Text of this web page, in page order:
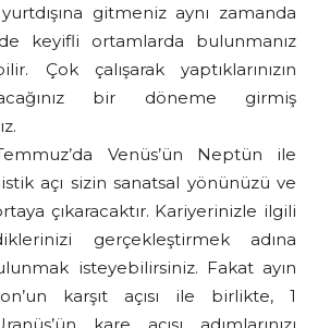
gitmeniz aynı zamanda
keyifli ortamlarda bulunmanız
Çok çalışarak yaptıklarınızın
bir döneme girmiş
Venüs’ün Neptün ile
açı sizin sanatsal yönünüzü ve
ortaya çıkaracaktır. Kariyerinizle ilgili
gerçekleştirmek adına
isteyebilirsiniz. Fakat ayın
karşıt açısı ile birlikte, 1